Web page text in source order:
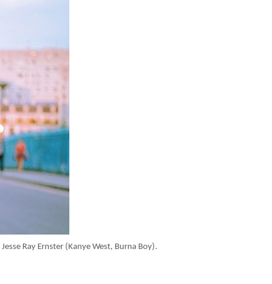
Ray Ernster (Kanye West, Burna Boy).